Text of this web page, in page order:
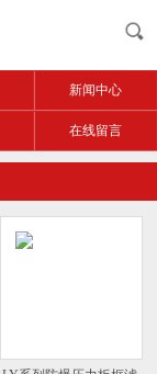
新闻中心
在线留言